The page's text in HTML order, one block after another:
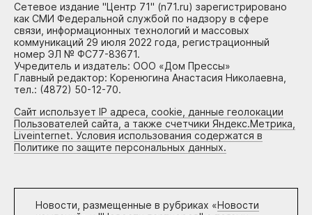
Сетевое издание "Центр 71" (n71.ru) зарегистрировано
как СМИ Федеральной службой по надзору в сфере
связи, информационных технологий и массовых
коммуникаций 29 июля 2022 года, регистрационный
номер ЭЛ № ФС77-83671.
Учредитель и издатель: ООО «Дом Прессы»
Главный редактор: Коренюгина Анастасия Николаевна,
тел.: (4872) 50-12-70.
Сайт использует IP адреса, cookie, данные геолокации
Пользователей сайта, а также счетчики Яндекс.Метрика,
Liveinternet. Условия использования содержатся в
Политике по защите персональных данных.
Новости, размещенные в рубриках «Новости